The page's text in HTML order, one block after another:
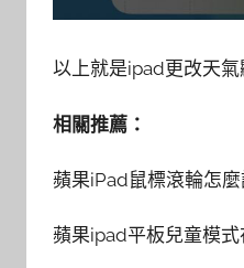
以上就是ipad更改天
相關推薦：
蘋果iPad鼠標滾輪怎
蘋果ipad平板兒童模